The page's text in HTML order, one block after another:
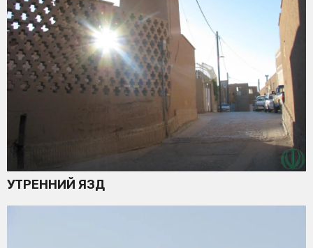
УТРЕННИЙ ЯЗД